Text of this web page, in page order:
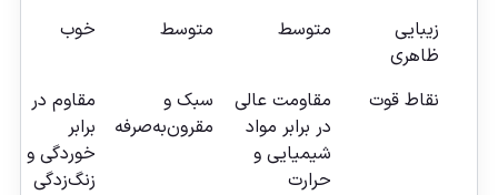
زیبایی
ظاهری
متوسط متوسط خوب
نقاط قوت
مقاومت عالی
در برابر مواد
شیمیایی و
حرارت
سبک و
مقرون‌به‌صرفه
مقاوم در
برابر
خوردگی و
زنگ‌زدگی